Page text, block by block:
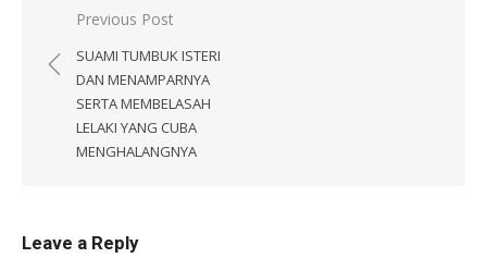
Post
navigation
Previous Post
SUAMI TUMBUK ISTERI
DAN MENAMPARNYA
SERTA MEMBELASAH
LELAKI YANG CUBA
MENGHALANGNYA
Leave a Reply